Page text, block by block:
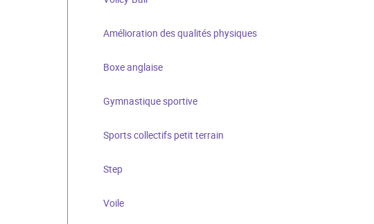
Amélioration des qualités physiques
Boxe anglaise
Gymnastique sportive
Sports collectifs petit terrain
Step
Voile